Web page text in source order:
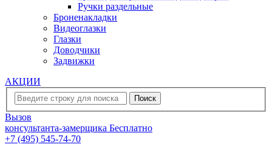
Ручки раздельные
Броненакладки
Видеоглазки
Глазки
Доводчики
Задвижки
АКЦИИ
Вызов
консультанта-замерщика Бесплатно
+7 (495) 545-74-70